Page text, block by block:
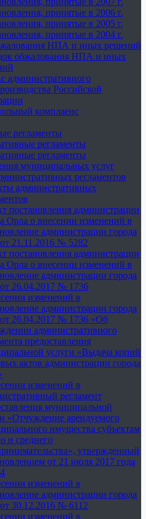
принятые в 2006 г.
принятые в 2005 г.
принятые в 2004 г.
НПА и иных решений
обжалования НПА и иных
административного
Российской
комплаенс
регламенты
регламенты
регламенты
муниципальных услуг
регламентов
административных
постановления администрации
Орла о внесении изменений в
администрации города
21.11.2016 № 5282
постановления администрации
Орла о внесении изменений в
администрации города
26.04.2017 № 1736
изменений в
администрации города
26.04.2017 № 1736 «Об
административного
предоставления
услуги «Выдача копий
актов администрации города
изменений в
регламент
муниципальной
«Отчуждение арендуемого
имущества субъектам
и среднего
утвержденный
от 21 июля 2017 года
изменений в
администрации города
30.12.2016 № 6112
изменений в